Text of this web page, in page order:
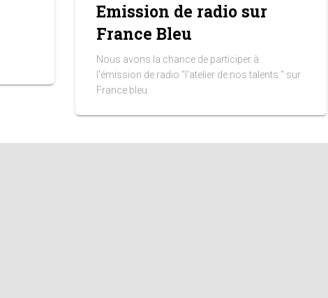
Emission de radio sur
France Bleu
Nous avons la chance de participer à
l'émission de radio "l'atelier de nos talents " sur
France bleu.